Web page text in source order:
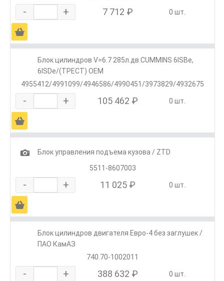
- + 7 712 ₽ 0 шт.
Ä
Блок цилиндров V=6.7 285л.дв.CUMMINS 6ISBe,
6ISDe/(ТРЕСТ) OEM
4955412/4991099/4946586/4990451/3973829/4932675
- + 105 462 ₽ 0 шт.
Ä
1
Блок управления подъема кузова / ZTD
5511-8607003
- + 11 025 ₽ 0 шт.
Ä
Блок цилиндров двигателя Евро-4 без заглушек /
ПАО КамАЗ
740.70-1002011
- + 388 632 ₽ 0 шт.